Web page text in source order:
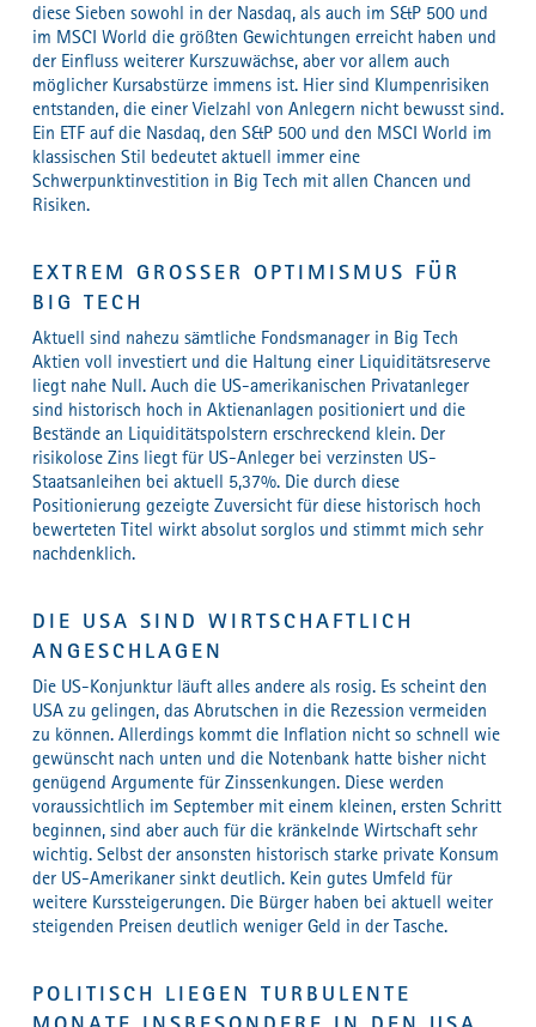
diese Sieben sowohl in der Nasdaq, als auch im S&P 500 und
im MSCI World die größten Gewichtungen erreicht haben und
der Einfluss weiterer Kurszuwächse, aber vor allem auch
möglicher Kursabstürze immens ist. Hier sind Klumpenrisiken
entstanden, die einer Vielzahl von Anlegern nicht bewusst sind.
Ein ETF auf die Nasdaq, den S&P 500 und den MSCI World im
klassischen Stil bedeutet aktuell immer eine
Schwerpunktinvestition in Big Tech mit allen Chancen und
Risiken.
EXTREM GROSSER OPTIMISMUS FÜR B
IG TECH
Aktuell sind nahezu sämtliche Fondsmanager in Big Tech
Aktien voll investiert und die Haltung einer Liquiditätsreserve
liegt nahe Null. Auch die US-amerikanischen Privatanleger
sind historisch hoch in Aktienanlagen positioniert und die
Bestände an Liquiditätspolstern erschreckend klein. Der
risikolose Zins liegt für US-Anleger bei verzinsten US-
Staatsanleihen bei aktuell 5,37%. Die durch diese
Positionierung gezeigte Zuversicht für diese historisch hoch
bewerteten Titel wirkt absolut sorglos und stimmt mich sehr
nachdenklich.
DIE USA SIND WIRTSCHAFTLICH
ANGESCHLAGEN
Die US-Konjunktur läuft alles andere als rosig. Es scheint den
USA zu gelingen, das Abrutschen in die Rezession vermeiden
zu können. Allerdings kommt die Inflation nicht so schnell wie
gewünscht nach unten und die Notenbank hatte bisher nicht
genügend Argumente für Zinssenkungen. Diese werden
voraussichtlich im September mit einem kleinen, ersten Schritt
beginnen, sind aber auch für die kränkelnde Wirtschaft sehr
wichtig. Selbst der ansonsten historisch starke private Konsum
der US-Amerikaner sinkt deutlich. Kein gutes Umfeld für
weitere Kurssteigerungen. Die Bürger haben bei aktuell weiter
steigenden Preisen deutlich weniger Geld in der Tasche.
POLITISCH LIEGEN TURBULENTE